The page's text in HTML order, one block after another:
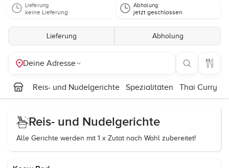
Lieferung
keine Lieferung
Abholung
jetzt geschlossen
Lieferung Abholung
Deine Adresse
Reis- und Nudelgerichte Spezialitäten Thai Curry
Reis- und Nudelgerichte
Alle Gerichte werden mit 1 x Zutat nach Wahl zubereitet!